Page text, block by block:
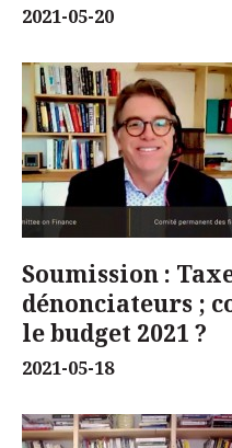
2021-05-20
Soumission :
dénonciateurs ;
le budget 2021 ?
2021-05-18